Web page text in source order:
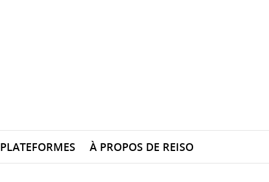
PLATEFORMES À PROPOS DE REISO